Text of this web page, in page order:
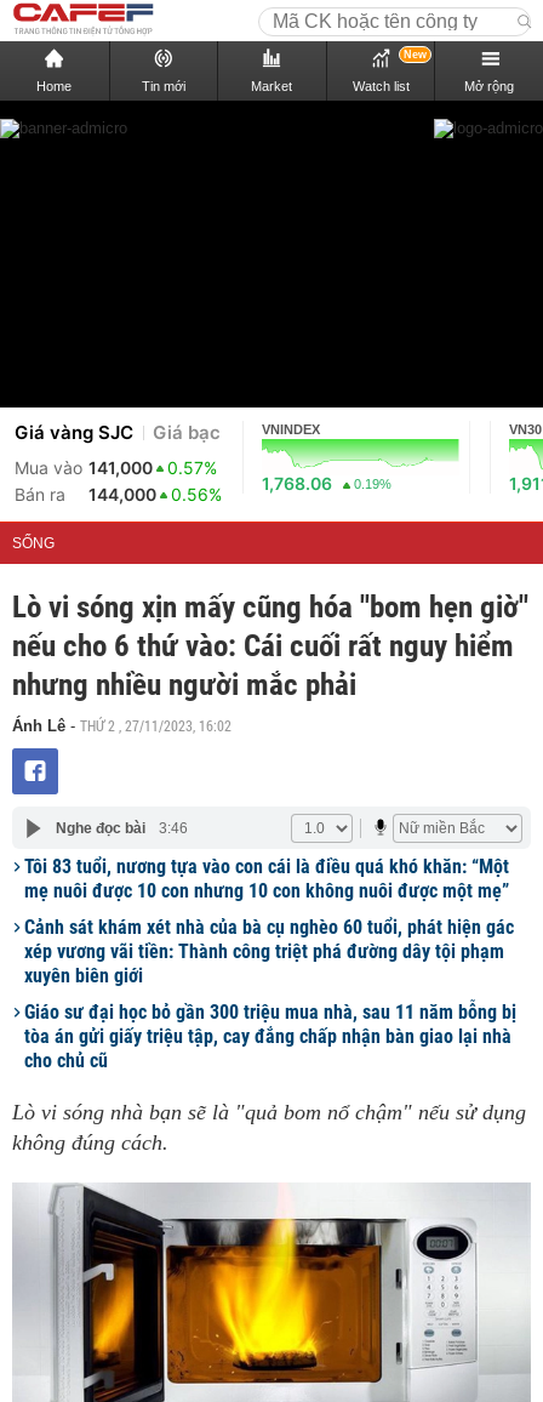
Home Tin mới Market Watch list
New
Mở rộng
Giá vàng SJC Giá bạc
Mua vào 141,000
0.57%
Bán ra
144,000 0.56%
VNINDEX
1,768.06 0.19%
VN30
SỐNG
Lò vi sóng xịn mấy cũng hóa "bom hẹn giờ"
nếu cho 6 thứ vào: Cái cuối rất nguy hiểm
nhưng nhiều người mắc phải
Ánh Lê - THỨ 2 , 27/11/2023, 16:02
Nghe đọc bài 3:46
Tôi 83 tuổi, nương tựa vào con cái là điều quá khó khăn: “Một
mẹ nuôi được 10 con nhưng 10 con không nuôi được một mẹ”
Cảnh sát khám xét nhà của bà cụ nghèo 60 tuổi, phát hiện gác
xép vương vãi tiền: Thành công triệt phá đường dây tội phạm
xuyên biên giới
Giáo sư đại học bỏ gần 300 triệu mua nhà, sau 11 năm bỗng bị
tòa án gửi giấy triệu tập, cay đắng chấp nhận bàn giao lại nhà
cho chủ cũ
Lò vi sóng nhà bạn sẽ là "quả bom nổ chậm" nếu sử dụng
không đúng cách.